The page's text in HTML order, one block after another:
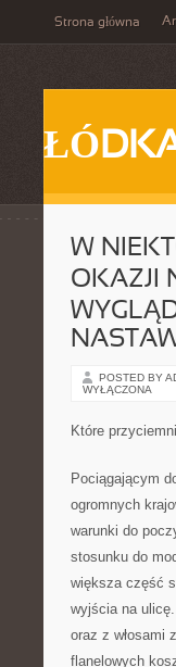
Strona główna
W
OKAZJI
POSTED BY
WYŁĄCZONA
Które
Pociągającym
ogromnych
warunki do
stosunku do
większa część
wyjścia na
oraz z włosami
flanelowych